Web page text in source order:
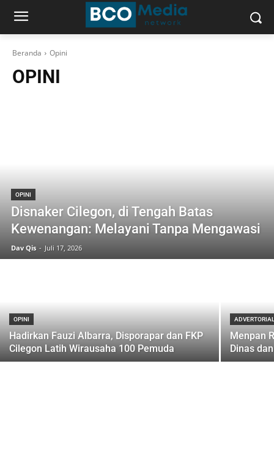
Beranda Opini
OPINI
OPINI
Disnaker Cilegon, di Tengah Batas
Kewenangan: Melayani Tanpa Mengawasi
Dav Qis - Juli 17, 2026
OPINI
Hadirkan Fauzi Albarra, Disporapar dan FKP
Cilegon Latih Wirausaha 100 Pemuda
Menpan
Dinas